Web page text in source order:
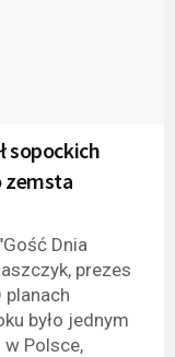
sopockich
zemsta
Dnia
prezes
planach
było jednym
Polsce,